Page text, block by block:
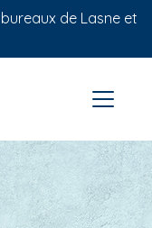
de Lasne et